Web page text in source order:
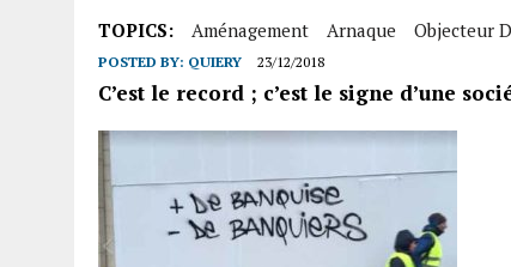
TOPICS: Aménagement Arnaque Objecteur
POSTED BY: QUIERY 23/12/2018
C’est le record ; c’est le signe d’une